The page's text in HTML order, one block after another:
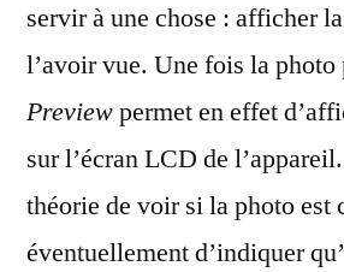
servir à une chose : afficher
l’avoir vue. Une fois la
Previewpermet en effet
sur l’écran LCD de
théorie de voir si la photo est
éventuellement d’indiquer